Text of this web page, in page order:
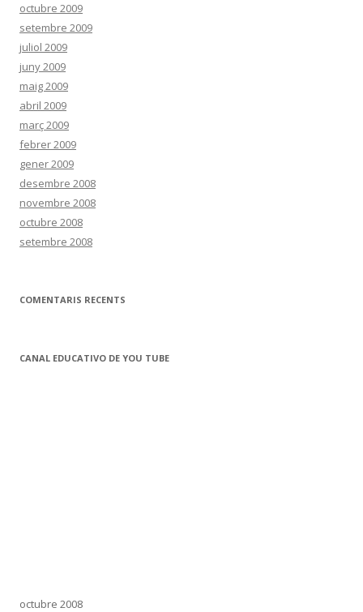
octubre 2009
setembre 2009
juliol 2009
juny 2009
maig 2009
abril 2009
març 2009
febrer 2009
gener 2009
desembre 2008
novembre 2008
octubre 2008
setembre 2008
COMENTARIS RECENTS
CANAL EDUCATIVO DE YOU TUBE
octubre 2008